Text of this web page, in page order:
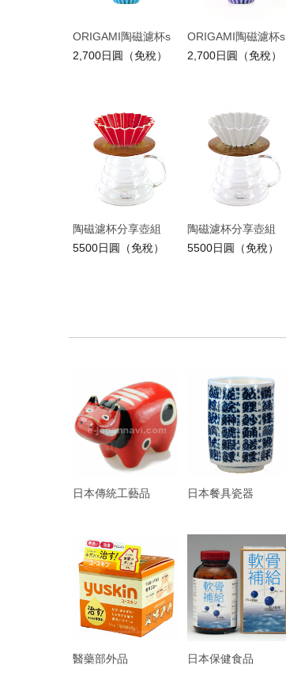
ORIGAMI陶磁濾杯s
2,700日圓（免稅）
ORIGAMI陶磁濾杯s
2,700日圓（免稅）
陶磁濾杯分享壺組
5500日圓（免稅）
陶磁濾杯分享壺組
5500日圓（免稅）
日本傳統工藝品 日本餐具瓷器
醫藥部外品 日本保健食品